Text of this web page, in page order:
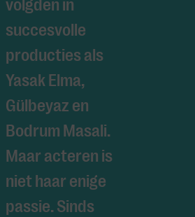
volgden in
succesvolle
producties als
Yasak Elma,
Gülbeyaz en
Bodrum Masali.
Maar acteren is
niet haar enige
passie. Sinds